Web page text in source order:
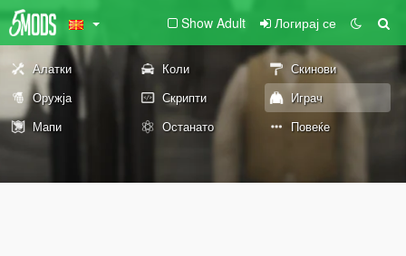
Show Adult Логирај се
Алатки Коли
Скинови
Оружја
Скрипти
Играч
Мапи
Останато Повеќе